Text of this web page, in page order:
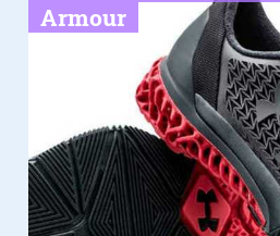
Armour